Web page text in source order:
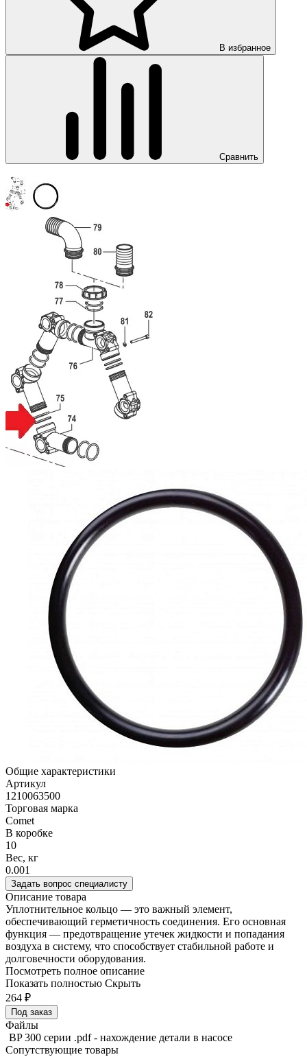
В избранное
Сравнить
Общие характеристики
Артикул
1210063500
Торговая марка
Comet
В коробке
10
Вес, кг
0.001
Задать вопрос специалисту
Описание товара
Уплотнительное кольцо — это важный элемент,
обеспечивающий герметичность соединения. Его основная
функция — предотвращение утечек жидкости и попадания
воздуха в систему, что способствует стабильной работе и
долговечности оборудования.
Посмотреть полное описание
Показать полностью Скрыть
264 ₽
Под заказ
Файлы
BP 300 серии .pdf - нахождение детали в насосе
Сопутствующие товары